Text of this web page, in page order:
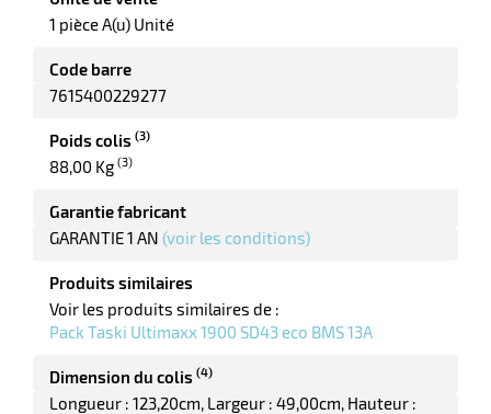
1 pièce A(u) Unité
Code barre
7615400229277
Poids colis (3)
88,00 Kg (3)
Garantie fabricant
GARANTIE 1 AN (voir les conditions)
Produits similaires
Voir les produits similaires de :
Pack Taski Ultimaxx 1900 SD43 eco BMS 13A
Dimension du colis (4)
Longueur : 123,20cm Largeur : 49,00cm Hauteur :